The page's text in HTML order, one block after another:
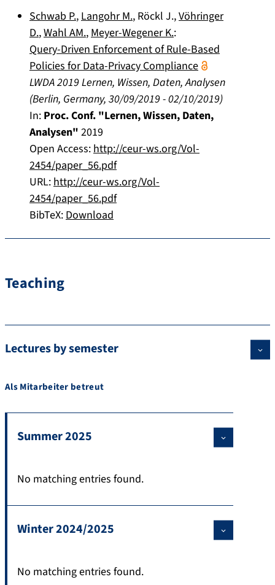
Schwab P.,Langohr M., Röckl J.,Vöhringer
D.,Wahl AM.,Meyer-Wegener K.:
Query-Driven Enforcement of Rule-Based
Policies for Data-Privacy Compliance
LWDA 2019 Lernen, Wissen, Daten, Analysen
(Berlin, Germany, 30/09/2019-02/10/2019)
In: Proc. Conf. "Lernen, Wissen, Daten,
Analysen" 2019
Open Access:http://ceur-ws.org/Vol-
2454/paper_56.pdf
URL:http://ceur-ws.org/Vol-
2454/paper_56.pdf
BibTeX:Download
Teaching
Lectures by semester
Als Mitarbeiter betreut
Summer 2025
No matching entries found.
Winter 2024/2025
No matching entries found.